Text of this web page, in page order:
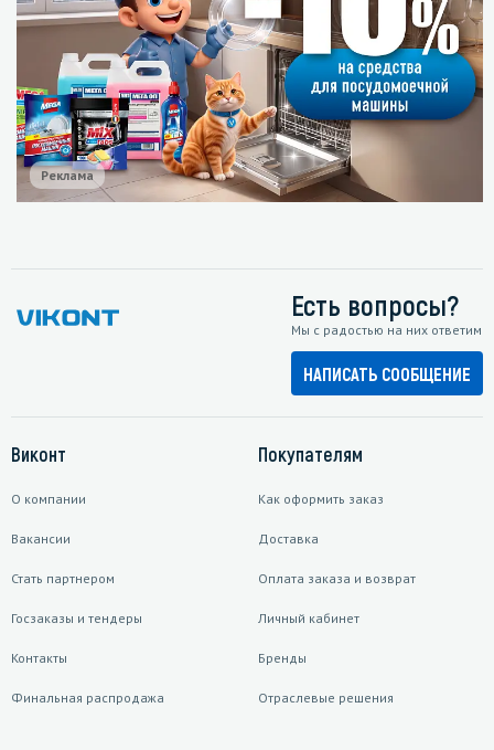
Реклама
Есть вопросы?
Мы с радостью на них ответим
НАПИСАТЬ СООБЩЕНИЕ
Виконт
О компании
Вакансии
Стать партнером
Госзаказы и тендеры
Контакты
Финальная распродажа
Покупателям
Как оформить заказ
Доставка
Оплата заказа и возврат
Личный кабинет
Бренды
Отраслевые решения